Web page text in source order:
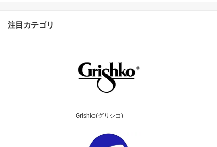
注目カテゴリ
Grishko(グリシコ)